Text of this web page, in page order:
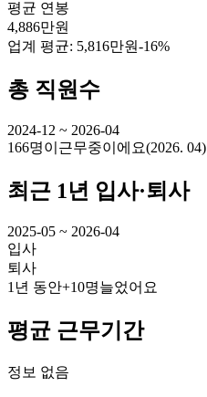
평균 연봉
4,886만원
업계 평균: 5,816만원-16%
총 직원수
2024-12 ~ 2026-04
166명이 근무중이에요(2026. 04)
최근 1년 입사·퇴사
2025-05 ~ 2026-04
입사
퇴사
1년 동안+10명늘었어요
평균 근무기간
정보 없음